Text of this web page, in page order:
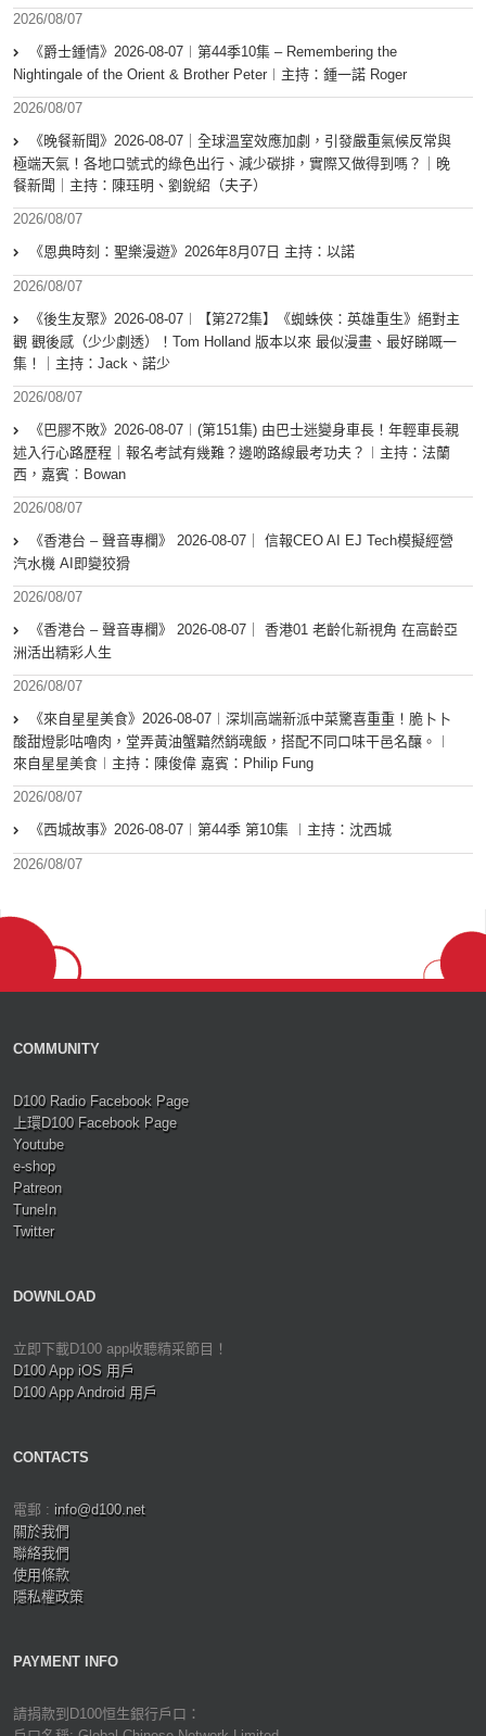
2026/08/07
《爵士鍾情》2026-08-07︱第44季10集 – Remembering the
Nightingale of the Orient & Brother Peter︱主持：鍾一諾 Roger
2026/08/07
《晚餐新聞》2026-08-07｜全球溫室效應加劇，引發嚴重氣候反常與
極端天氣！各地口號式的綠色出行、減少碳排，實際又做得到嗎？｜晚
餐新聞｜主持：陳珏明、劉銳紹（夫子）
2026/08/07
《恩典時刻：聖樂漫遊》2026年8月07日 主持：以諾
2026/08/07
《後生友聚》2026-08-07︱【第272集】《蜘蛛俠：英雄重生》絕對主
觀 觀後感（少少劇透）！Tom Holland 版本以來 最似漫畫、最好睇嘅一
集！｜主持：Jack、諾少
2026/08/07
《巴膠不敗》2026-08-07︱(第151集) 由巴士迷變身車長！年輕車長親
述入行心路歷程｜報名考試有幾難？邊啲路線最考功夫？︱主持：法蘭
西，嘉賓︰Bowan
2026/08/07
《香港台 – 聲音專欄》 2026-08-07｜ 信報CEO AI EJ Tech模擬經營
汽水機 AI即變狡猾
2026/08/07
《香港台 – 聲音專欄》 2026-08-07｜ 香港01 老齡化新視角 在高齡亞
洲活出精彩人生
2026/08/07
《來自星星美食》2026-08-07︱深圳高端新派中菜驚喜重重！脆卜卜
酸甜燈影咕嚕肉，堂弄黃油蟹黯然銷魂飯，搭配不同口味干邑名釀。︱
來自星星美食︱主持：陳俊偉 嘉賓：Philip Fung
2026/08/07
《西城故事》2026-08-07︱第44季 第10集 ︱主持：沈西城
2026/08/07
COMMUNITY
D100 Radio Facebook Page
上環D100 Facebook Page
Youtube
e-shop
Patreon
TuneIn
Twitter
DOWNLOAD
立即下載D100 app收聽精采節目！
D100 App iOS 用戶
D100 App Android 用戶
CONTACTS
電郵 : info@d100.net
關於我們
聯絡我們
使用條款
隱私權政策
PAYMENT INFO
請捐款到D100恒生銀行戶口：